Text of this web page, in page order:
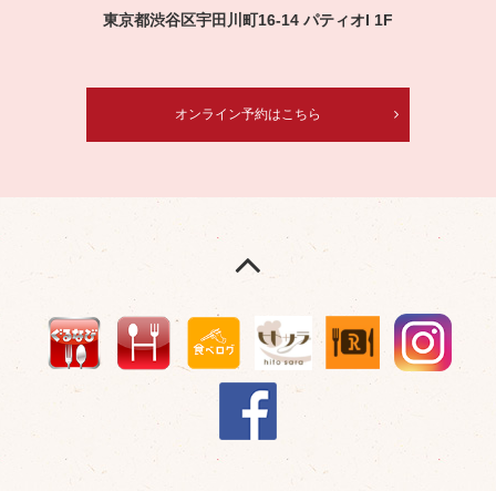
東京都渋谷区宇田川町16-14 パティオI 1F
オンライン予約はこちら